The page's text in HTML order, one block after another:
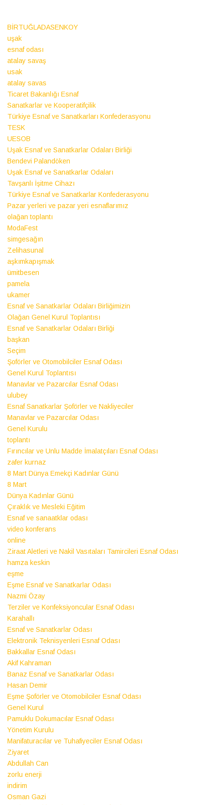
BİRTUĞLADASENKOY
uşak
esnaf odası
atalay savaş
usak
atalay savas
Ticaret Bakanlığı Esnaf
Sanatkarlar ve Kooperatifçilik
Türkiye Esnaf ve Sanatkarları Konfederasyonu
TESK
UESOB
Uşak Esnaf ve Sanatkarlar Odaları Birliği
Bendevi Palandöken
Uşak Esnaf ve Sanatkarlar Odaları
Tavşanlı İşitme Cihazı
Türkiye Esnaf ve Sanatkarlar Konfederasyonu
Pazar yerleri ve pazar yeri esnaflarımız
olağan toplantı
ModaFest
simgesağın
Zelihasunal
aşkımkapışmak
ümitbesen
pamela
ukamer
Esnaf ve Sanatkarlar Odaları Birliğimizin
Olağan Genel Kurul Toplantısı
Esnaf ve Sanatkarlar Odaları Birliği
başkan
Seçim
Şoförler ve Otomobilciler Esnaf Odası
Genel Kurul Toplantısı
Manavlar ve Pazarcılar Esnaf Odası
ulubey
Esnaf Sanatkarlar Şoförler ve Nakliyeciler
Manavlar ve Pazarcılar Odası
Genel Kurulu
toplantı
Fırıncılar ve Unlu Madde İmalatçıları Esnaf Odası
zafer kurnaz
8 Mart Dünya Emekçi Kadınlar Günü
8 Mart
Dünya Kadınlar Günü
Çıraklık ve Mesleki Eğitim
Esnaf ve sanaatklar odası
video konferans
online
Ziraat Aletleri ve Nakil Vasıtaları Tamircileri Esnaf Odası
hamza keskin
eşme
Eşme Esnaf ve Sanatkarlar Odası
Nazmi Özay
Terziler ve Konfeksiyoncular Esnaf Odası
Karahallı
Esnaf ve Sanatkarlar Odası
Elektronik Teknisyenleri Esnaf Odası
Bakkallar Esnaf Odası
Akif Kahraman
Banaz Esnaf ve Sanatkarlar Odası
Hasan Demir
Eşme Şoförler ve Otomobilciler Esnaf Odası
Genel Kurul
Pamuklu Dokumacılar Esnaf Odası
Yönetim Kurulu
Manifaturacılar ve Tuhafiyeciler Esnaf Odası
Ziyaret
Abdullah Can
zorlu enerji
indirim
Osman Gazi